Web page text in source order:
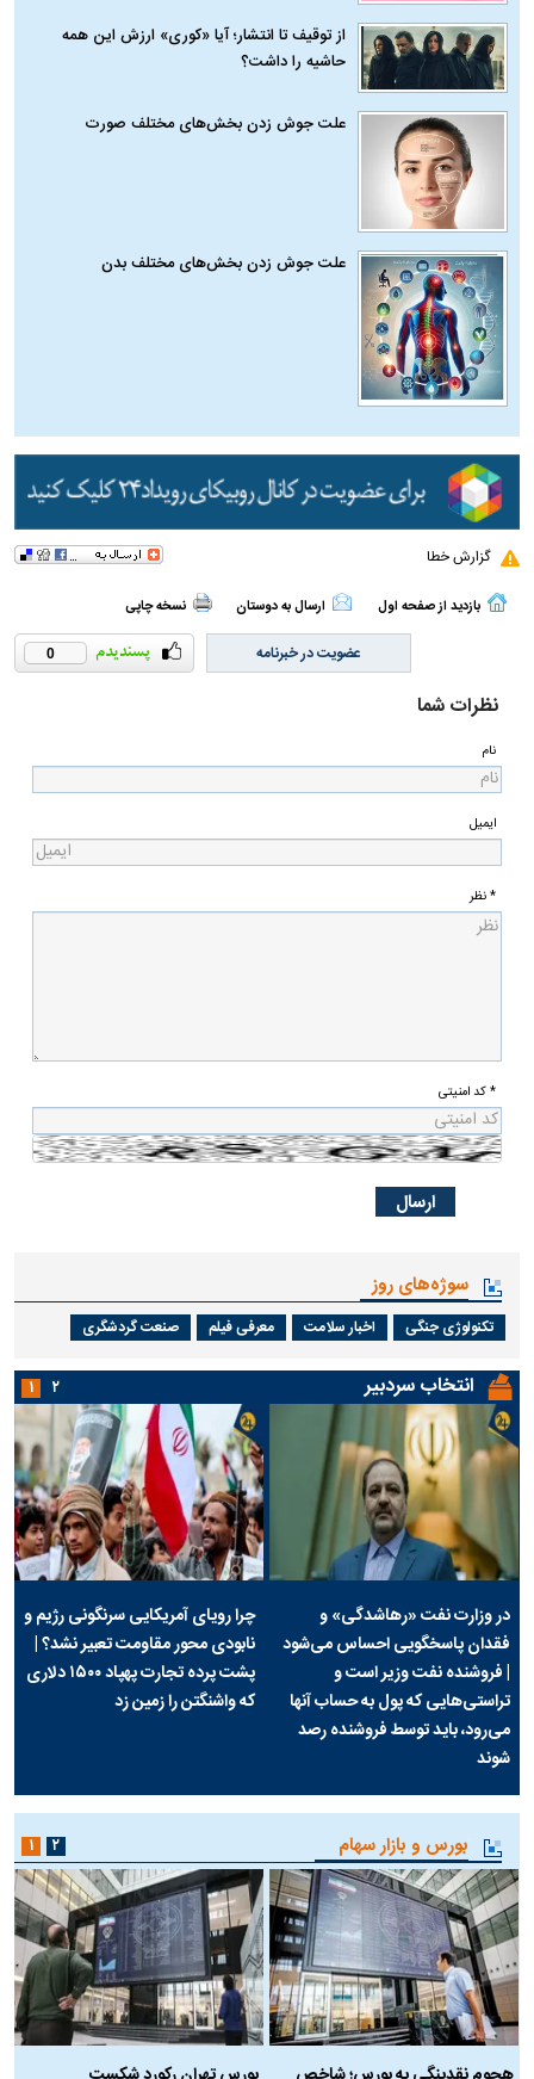
از توقیف تا انتشار؛ آیا «کوری» ارزش این همه
حاشیه را داشت؟
علت جوش زدن بخش‌های مختلف صورت
علت جوش زدن بخش‌های مختلف بدن
گزارش خطا
بازدید از صفحه اول ارسال به دوستان نسخه چاپی
0 عضویت در خبرنامه
نظرات شما
نام
ایمیل
* نظر
* کد امنیتی
سوژه‌های روز
تکنولوژی جنگی اخبار سلامت معرفی فیلم صنعت گردشگری
انتخاب سردبیر
در وزارت نفت «رهاشدگی» و
فقدان پاسخگویی احساس می‌شود
| فروشنده نفت وزیر است و
تراستی‌هایی که پول به حساب آنها
می‌رود، باید توسط فروشنده رصد
شوند
چرا رویای آمریکایی سرنگونی رژیم و
نابودی محور مقاومت تعبیر نشد؟ |
پشت پرده تجارت پهپاد‌ ۱۵۰۰ دلاری
که واشنگتن را زمین زد
۱ ۲
بورس و بازار سهام ۱ ۲